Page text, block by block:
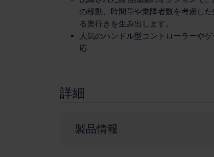
の移動、時間帯や乗降者数を考慮し
る奥行きを生み出します。
人気のハンドル型コントローラーやゲ
応
詳細
製品情報